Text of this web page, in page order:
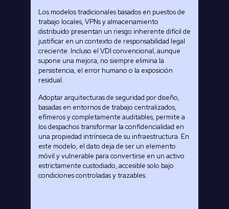
Los modelos tradicionales basados en puestos de
trabajo locales, VPNs y almacenamiento
distribuido presentan un riesgo inherente difícil de
justificar en un contexto de responsabilidad legal
creciente. Incluso el VDI convencional, aunque
supone una mejora, no siempre elimina la
persistencia, el error humano o la exposición
residual.
Adoptar arquitecturas de seguridad por diseño,
basadas en entornos de trabajo centralizados,
efímeros y completamente auditables, permite a
los despachos transformar la confidencialidad en
una propiedad intrínseca de su infraestructura. En
este modelo, el dato deja de ser un elemento
móvil y vulnerable para convertirse en un activo
estrictamente custodiado, accesible solo bajo
condiciones controladas y trazables.